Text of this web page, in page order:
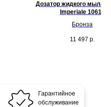
Дозатор жидкого мыла
Imperiale 10617
Бронза
11 497 р.
Гарантийное
обслуживание